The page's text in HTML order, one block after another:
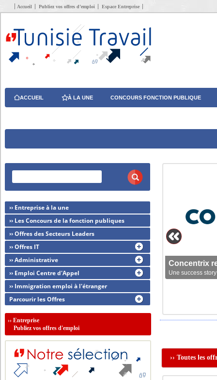
Accueil Publiez vos offres d’emploi Espace Entreprise
ACCUEIL À LA UNE CONCOURS FONCTION PUBLIQUE
Concentrix
Une success
›› Toutes les
›› Entreprise à la une
›› Les Concours de la fonction publiques
›› Offres des Secteurs Leaders
›› Offres IT
›› Administrative
›› Emploi Centre d'Appel
›› Immigration emploi à l'étranger
Parcourir les Offres
››Entreprise
Publiez vos offres d'emploi